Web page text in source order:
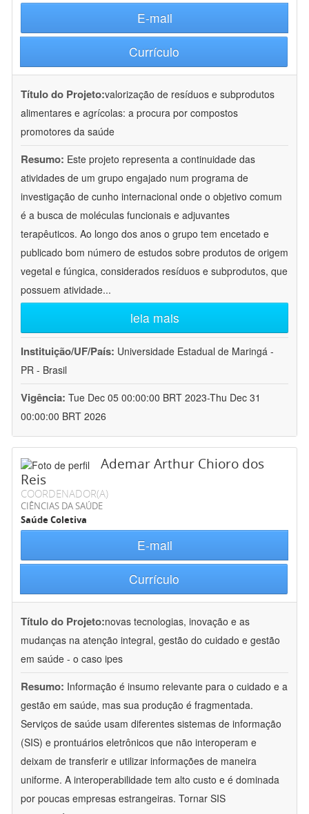
E-mail
Currículo
Título do Projeto:valorização de resíduos e subprodutos
alimentares e agrícolas: a procura por compostos
promotores da saúde
Resumo: Este projeto representa a continuidade das
atividades de um grupo engajado num programa de
investigação de cunho internacional onde o objetivo comum
é a busca de moléculas funcionais e adjuvantes
terapêuticos. Ao longo dos anos o grupo tem encetado e
publicado bom número de estudos sobre produtos de origem
vegetal e fúngica, considerados resíduos e subprodutos, que
possuem atividade...
leia mais
Instituição/UF/País: Universidade Estadual de Maringá -
PR - Brasil
Vigência: Tue Dec 05 00:00:00 BRT 2023-Thu Dec 31
00:00:00 BRT 2026
Ademar Arthur Chioro dos
Reis
COORDENADOR(A)
CIÊNCIAS DA SAÚDE
Saúde Coletiva
E-mail
Currículo
Título do Projeto:novas tecnologias, inovação e as
mudanças na atenção integral, gestão do cuidado e gestão
em saúde - o caso ipes
Resumo: Informação é insumo relevante para o cuidado e a
gestão em saúde, mas sua produção é fragmentada.
Serviços de saúde usam diferentes sistemas de informação
(SIS) e prontuários eletrônicos que não interoperam e
deixam de transferir e utilizar informações de maneira
uniforme. A interoperabilidade tem alto custo e é dominada
por poucas empresas estrangeiras. Tornar SIS